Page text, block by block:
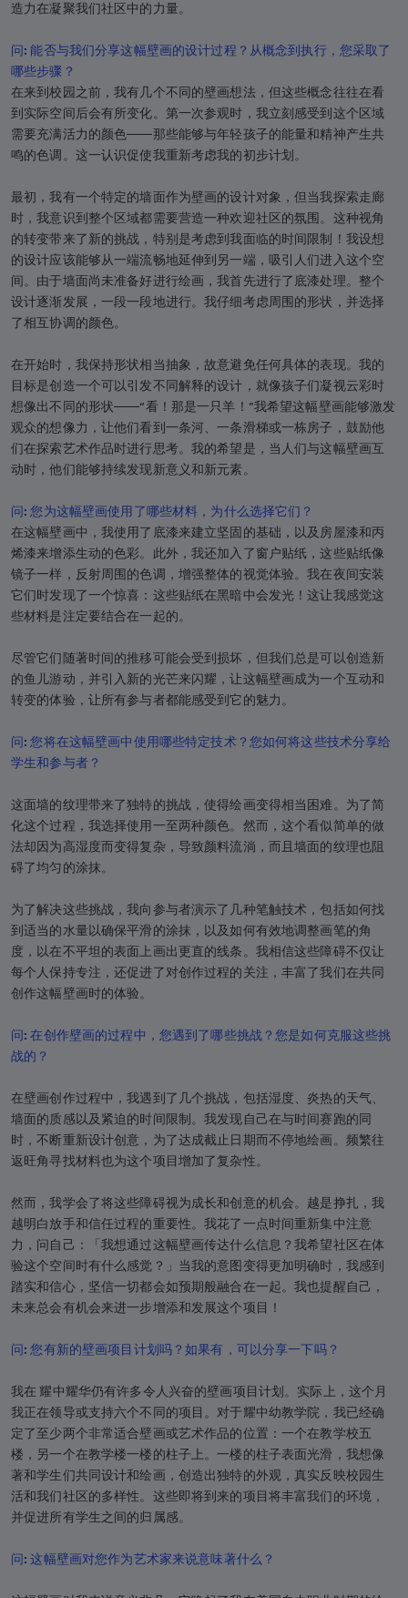
造力在凝聚我们社区中的力量。
问: 能否与我们分享这幅壁画的设计过程？从概念到执行，您采取了
哪些步骤？
在来到校园之前，我有几个不同的壁画想法，但这些概念往往在看
到实际空间后会有所变化。第一次参观时，我立刻感受到这个区域
需要充满活力的颜色——那些能够与年轻孩子的能量和精神产生共
鸣的色调。这一认识促使我重新考虑我的初步计划。
最初，我有一个特定的墙面作为壁画的设计对象，但当我探索走廊
时，我意识到整个区域都需要营造一种欢迎社区的氛围。这种视角
的转变带来了新的挑战，特别是考虑到我面临的时间限制！我设想
的设计应该能够从一端流畅地延伸到另一端，吸引人们进入这个空
间。由于墙面尚未准备好进行绘画，我首先进行了底漆处理。整个
设计逐渐发展，一段一段地进行。我仔细考虑周围的形状，并选择
了相互协调的颜色。
在开始时，我保持形状相当抽象，故意避免任何具体的表现。我的
目标是创造一个可以引发不同解释的设计，就像孩子们凝视云彩时
想像出不同的形状——“看！那是一只羊！”我希望这幅壁画能够激发
观众的想像力，让他们看到一条河、一条滑梯或一栋房子，鼓励他
们在探索艺术作品时进行思考。我的希望是，当人们与这幅壁画互
动时，他们能够持续发现新意义和新元素。
问: 您为这幅壁画使用了哪些材料，为什么选择它们？
在这幅壁画中，我使用了底漆来建立坚固的基础，以及房屋漆和丙
烯漆来增添生动的色彩。此外，我还加入了窗户贴纸，这些贴纸像
镜子一样，反射周围的色调，增强整体的视觉体验。我在夜间安装
它们时发现了一个惊喜：这些贴纸在黑暗中会发光！这让我感觉这
些材料是注定要结合在一起的。
尽管它们随著时间的推移可能会受到损坏，但我们总是可以创造新
的鱼儿游动，并引入新的光芒来闪耀，让这幅壁画成为一个互动和
转变的体验，让所有参与者都能感受到它的魅力。
问: 您将在这幅壁画中使用哪些特定技术？您如何将这些技术分享给
学生和参与者？
这面墙的纹理带来了独特的挑战，使得绘画变得相当困难。为了简
化这个过程，我选择使用一至两种颜色。然而，这个看似简单的做
法却因为高湿度而变得复杂，导致颜料流淌，而且墙面的纹理也阻
碍了均匀的涂抹。
为了解决这些挑战，我向参与者演示了几种笔触技术，包括如何找
到适当的水量以确保平滑的涂抹，以及如何有效地调整画笔的角
度，以在不平坦的表面上画出更直的线条。我相信这些障碍不仅让
每个人保持专注，还促进了对创作过程的关注，丰富了我们在共同
创作这幅壁画时的体验。
问: 在创作壁画的过程中，您遇到了哪些挑战？您是如何克服这些挑
战的？
在壁画创作过程中，我遇到了几个挑战，包括湿度、炎热的天气、
墙面的质感以及紧迫的时间限制。我发现自己在与时间赛跑的同
时，不断重新设计创意，为了达成截止日期而不停地绘画。频繁往
返旺角寻找材料也为这个项目增加了复杂性。
然而，我学会了将这些障碍视为成长和创意的机会。越是挣扎，我
越明白放手和信任过程的重要性。我花了一点时间重新集中注意
力，问自己：「我想通过这幅壁画传达什么信息？我希望社区在体
验这个空间时有什么感觉？」当我的意图变得更加明确时，我感到
踏实和信心，坚信一切都会如预期般融合在一起。我也提醒自己，
未来总会有机会来进一步增添和发展这个项目！
问: 您有新的壁画项目计划吗？如果有，可以分享一下吗？
我在 耀中耀华仍有许多令人兴奋的壁画项目计划。实际上，这个月
我正在领导或支持六个不同的项目。对于耀中幼教学院，我已经确
定了至少两个非常适合壁画或艺术作品的位置：一个在教学校五
楼，另一个在教学楼一楼的柱子上。一楼的柱子表面光滑，我想像
著和学生们共同设计和绘画，创造出独特的外观，真实反映校园生
活和我们社区的多样性。这些即将到来的项目将丰富我们的环境，
并促进所有学生之间的归属感。
问: 这幅壁画对您作为艺术家来说意味著什么？